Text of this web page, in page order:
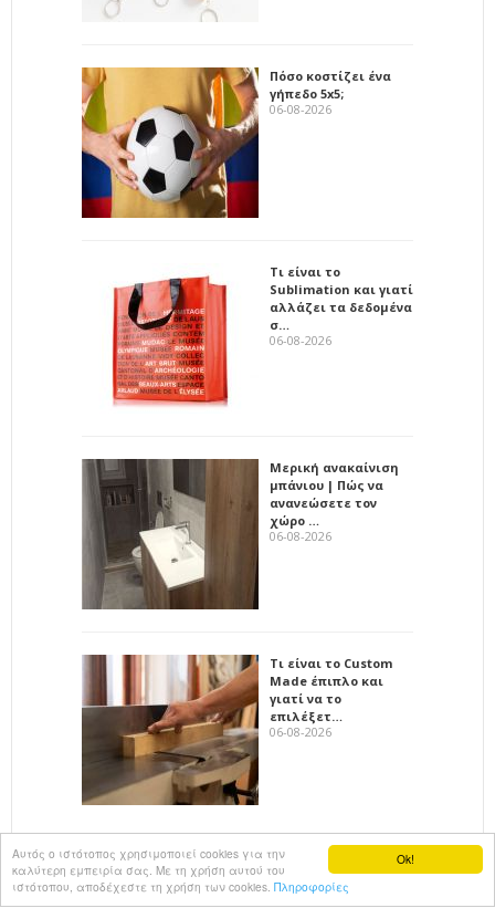
Ok!
Αυτός ο ιστότοπος χρησιμοποιεί cookies για την
καλύτερη εμπειρία σας. Με τη χρήση αυτού του
ιστότοπου, αποδέχεστε τη χρήση των cookies. Πληροφορίες
Πόσο κοστίζει ένα
γήπεδο 5x5;
06-08-2026
Τι είναι το
Sublimation και γιατί
αλλάζει τα δεδομένα
σ…
06-08-2026
Μερική ανακαίνιση
μπάνιου | Πώς να
ανανεώσετε τον
χώρο …
06-08-2026
Τι είναι το Custom
Made έπιπλο και
γιατί να το
επιλέξετ…
06-08-2026
All rights reservedKalimeraArkadia